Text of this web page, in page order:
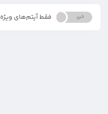
بله خیر فقط آیتم‌های ویژه